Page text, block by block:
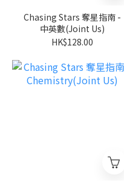
Chasing Stars 奪星指南 -
中英數(Joint Us)
HK$128.00